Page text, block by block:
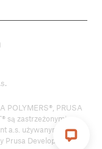
POLYMERS®, PRUSA
są zastrzeżonymi
a.s. używanymi przez
Development a.s.